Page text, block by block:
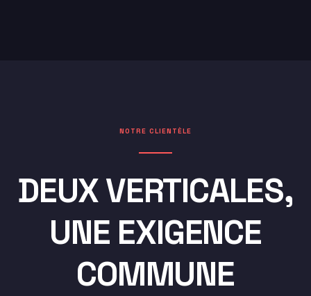
NOTRE CLIENTÈLE
DEUX VERTICALES,
UNE EXIGENCE
COMMUNE